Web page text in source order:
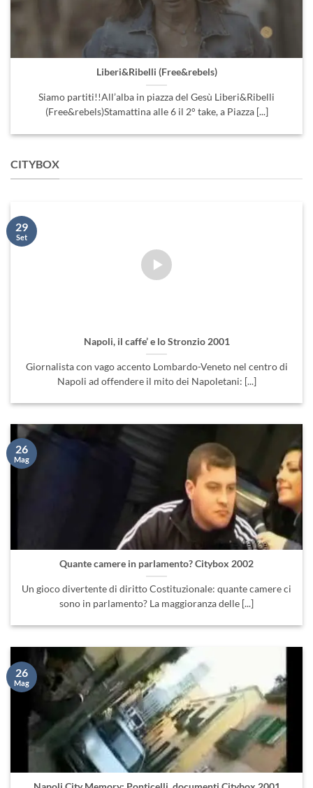
Liberi&Ribelli (Free&rebels)
Siamo partiti!!All’alba in piazza del Gesù Liberi&Ribelli
(Free&rebels)Stamattina alle 6 il 2° take, a Piazza [...]
CITYBOX
Napoli, il caffe’ e lo Stronzio 2001
Giornalista con vago accento Lombardo-Veneto nel centro di
Napoli ad offendere il mito dei Napoletani: [...]
29
Set
Quante camere in parlamento? Citybox 2002
Un gioco divertente di diritto Costituzionale: quante camere ci
sono in parlamento? La maggioranza delle [...]
26
Mag
26
Mag